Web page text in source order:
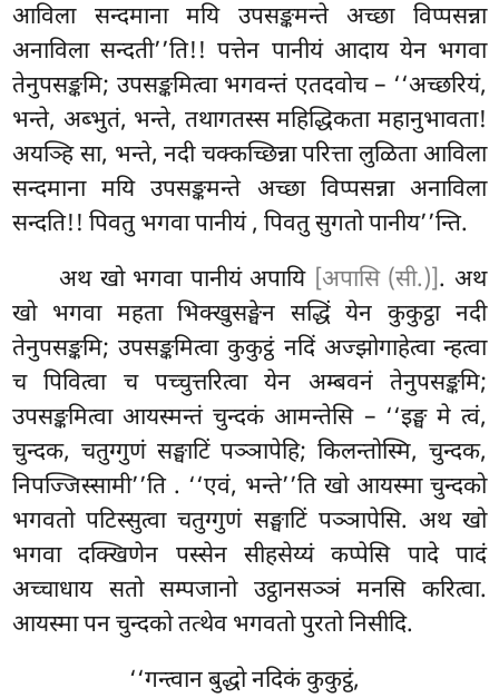
आविला सन्दमाना मयि उपसङ्कमन्ते अच्छा विप्पसन्ना
अनाविला सन्दती’’ति!! पत्तेन पानीयं आदाय येन भगवा
तेनुपसङ्कमि; उपसङ्कमित्वा भगवन्तं एतदवोच – ‘‘अच्छरियं,
भन्ते, अब्भुतं, भन्ते, तथागतस्स महिद्धिकता महानुभावता!
अयञ्हि सा, भन्ते, नदी चक्कच्छिन्ना परित्ता लुळिता आविला
सन्दमाना मयि उपसङ्कमन्ते अच्छा विप्पसन्ना अनाविला
सन्दति!! पिवतु भगवा पानीयं, पिवतु सुगतो पानीय’’न्ति.
अथ खो भगवा पानीयं अपायि [अपासि (सी.)]. अथ
खो भगवा महता भिक्खुसङ्घेन सद्धिं येन कुकुट्ठा नदी
तेनुपसङ्कमि; उपसङ्कमित्वा कुकुट्ठं नदिं अज्झोगाहेत्वा न्हत्वा
च पिवित्वा च पच्चुत्तरित्वा येन अम्बवनं तेनुपसङ्कमि;
उपसङ्कमित्वा आयस्मन्तं चुन्दकं आमन्तेसि – ‘‘इङ्घ मे त्वं,
चुन्दक, चतुग्गुणं सङ्घाटिं पञ्ञापेहि; किलन्तोस्मि, चुन्दक,
निपज्जिस्सामी’’ति . ‘‘एवं, भन्ते’’ति खो आयस्मा चुन्दको
भगवतो पटिस्सुत्वा चतुग्गुणं सङ्घाटिं पञ्ञापेसि. अथ खो
भगवा दक्खिणेन पस्सेन सीहसेय्यं कप्पेसि पादे पादं
अच्चाधाय सतो सम्पजानो उट्ठानसञ्ञं मनसि करित्वा.
आयस्मा पन चुन्दको तत्थेव भगवतो पुरतो निसीदि.
‘‘गन्त्वान बुद्धो नदिकं कुकुट्ठं,